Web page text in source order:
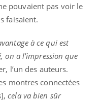
pouvaient pas voir le
faisaient.
à ce qui est
on a l'impression que
l’un des auteurs.
montres connectées
cela va bien sûr